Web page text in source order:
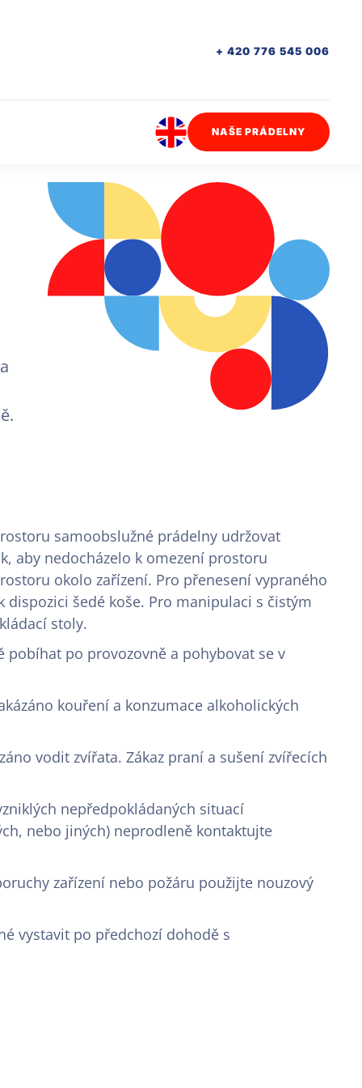
+ 420 776 545 006
NAŠE PRÁDELNY
samoobslužné prádelny udržovat
aby nedocházelo k omezení prostoru
okolo zařízení. Pro přenesení vypraného
dispozici šedé koše. Pro manipulaci s čistým
stoly.
pobíhat po provozovně a pohybovat se v
kouření a konzumace alkoholických
vodit zvířata. Zákaz praní a sušení zvířecích
nepředpokládaných situací
nebo jiných) neprodleně kontaktujte
zařízení nebo požáru použijte nouzový
vystavit po předchozí dohodě s